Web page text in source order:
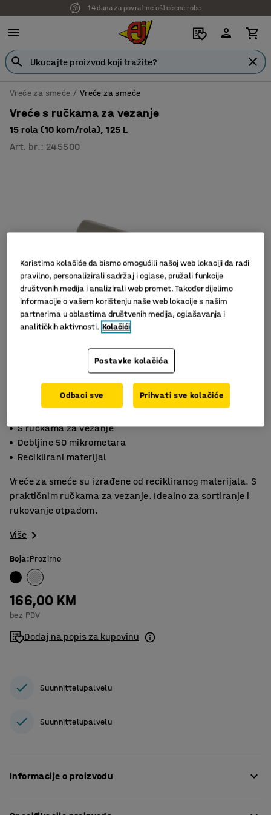
14 dana za povrat ne oštećene robe
Vreće za smeće Vreće za smeće
Vreće s ručkama za vezanje
15 rola (10 kom/rola), 125 L
Art. br. : 245500
S ručkama za vezanje
Debljine 50 mikrometara
Reciklirani materijal
Vreće za smeće su izrađene od recikliranog materijala. S
praktičnim ručkama za vezanje. Idealno za sortiranje i
rukovanje otpadom.
Više
Boja:Prozirno
166,00 KM
bez PDV
Dodaj na popis za kupovinu
Suunnittelupalvelu
Suunnittelupalvelu
Informacije o proizvodu
Koristimo kolačiće da bismo omogućili našoj web lokaciji da radi
pravilno, personalizirali sadržaj i oglase, pružali funkcije
društvenih medija i analizirali web promet. Također dijelimo
informacije o vašem korištenju naše web lokacije s našim
partnerima u oblastima društvenih medija, oglašavanja i
analitičkih aktivnosti. Kolačići
Postavke kolačića
Odbaci sve Prihvati sve kolačiće